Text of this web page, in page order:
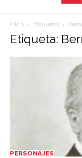
Inicio Etiquetas
Etiqueta:
PERSONAJES